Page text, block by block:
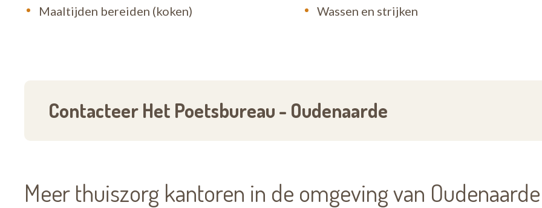
kwestie van vertrouwen, dat begrijpen wij maar al te goed. Contacteer het dichtstbijzijnde
Maaltijden bereiden (koken)
Wassen en strijken
Contacteer Het Poetsbureau - Oudenaarde
Meer thuiszorg kantoren in de omgeving van Oudenaarde